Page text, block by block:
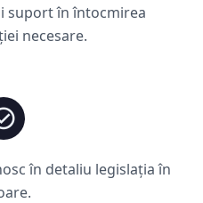
suport în întocmirea
necesare.
în detaliu legislația în